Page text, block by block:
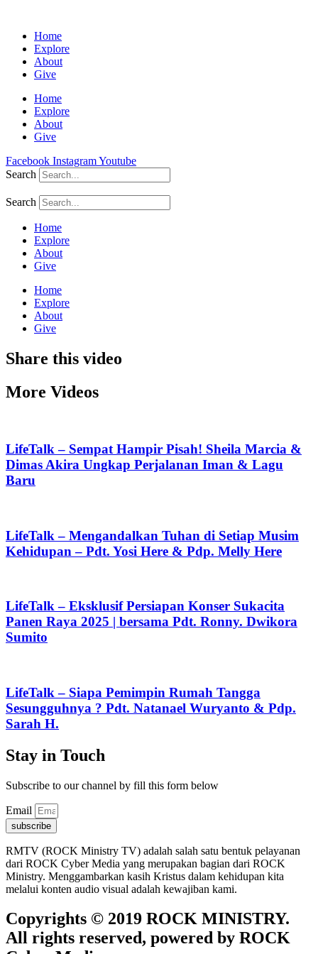
Home
Explore
About
Give
Home
Explore
About
Give
Facebook InstagramYoutube
Search
Search
Home
Explore
About
Give
Home
Explore
About
Give
Share this video
More Videos
LifeTalk – Sempat Hampir Pisah! Sheila Marcia &
Dimas Akira Ungkap Perjalanan Iman & Lagu
Baru
LifeTalk – Mengandalkan Tuhan di Setiap Musim
Kehidupan – Pdt. Yosi Here & Pdp. Melly Here
LifeTalk – Eksklusif Persiapan Konser Sukacita
Panen Raya 2025 | bersama Pdt. Ronny. Dwikora
Sumito
LifeTalk – Siapa Pemimpin Rumah Tangga
Sesungguhnya ? Pdt. Natanael Wuryanto & Pdp.
Sarah H.
Stay in Touch
Subscribe to our channel by fill this form below
Email
subscribe
RMTV (ROCK Ministry TV) adalah salah satu bentuk pelayanan
dari ROCK Cyber Media yang merupakan bagian dari ROCK
Ministry. Menggambarkan kasih Kristus dalam kehidupan kita
melalui konten audio visual adalah kewajiban kami.
Copyrights © 2019 ROCK MINISTRY.
All rights reserved, powered by ROCK